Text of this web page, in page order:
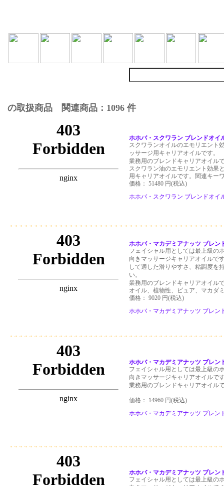
の取扱商品 関連商品：1096 件
ホホバ・スクワラン ブレンドオイ
スクワランオイルのエモリエント
ッサージ用キャリアオイルです。
業務用のブレンドキャリアオイル
スクワラン油のエモリエント効果
用キャリアオイルです。関連キー
価格： 51480 円(税込)
ホホバ・スクワラン ブレンドオイ
ホホバ・マカデミアナッツ ブレン
フェイシャル用としては最上級の
向きマッサージキャリアオイルで
して適した滑りやすさ、粘調度を
い。
業務用のブレンドキャリアオイル
オイル、植物性、ピュア、マカダ
価格： 9020 円(税込)
ホホバ・マカデミアナッツ ブレン
ホホバ・マカデミアナッツ ブレン
フェイシャル用としては最上級の
向きマッサージキャリアオイルで
業務用のブレンドキャリアオイル
価格： 14960 円(税込)
ホホバ・マカデミアナッツ ブレン
ホホバ・マカデミアナッツ ブレン
フェイシャル用としては最上級の